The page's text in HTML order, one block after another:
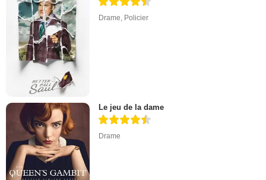
Drame, Policier
Le jeu de la dame
Drame